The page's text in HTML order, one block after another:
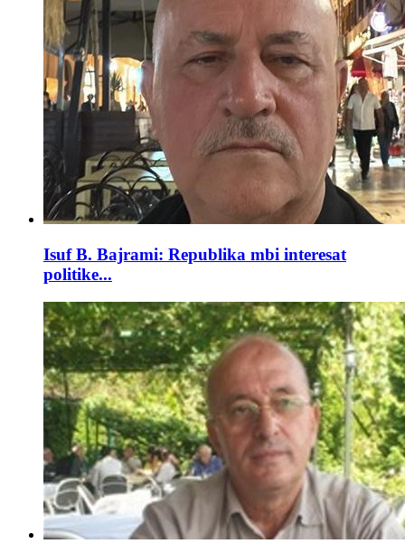
Isuf B. Bajrami: Republika mbi interesat
politike...